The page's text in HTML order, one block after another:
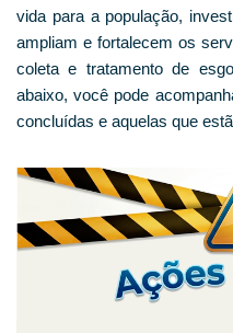
vida para a população,
ampliam e fortalecem os
coleta e tratamento de
abaixo, você pode
concluídas e aquelas que